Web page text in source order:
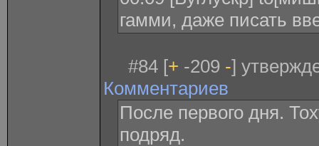
гамми, даже писать
#84 [+ -209 -]
Комментариев
После первого дня.
подряд.